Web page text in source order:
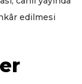
edilmesi